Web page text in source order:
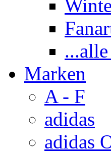
Marken
A - F
adidas
adidas